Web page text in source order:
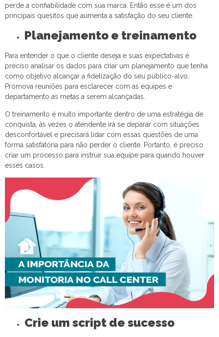
perde a confiabilidade com sua marca. Então esse é um dos
principais quesitos que aumenta a satisfação do seu cliente.
Planejamento e treinamento
Para entender o que o cliente deseja e suas expectativas é
preciso analisar os dados para criar um planejamento que tenha
como objetivo alcançar a fidelização do seu público-alvo.
Promova reuniões para esclarecer com as equipes e
departamento as metas a serem alcançadas.
O treinamento é muito importante dentro de uma estratégia de
conquista, às vezes o atendente irá se deparar com situações
desconfortável e precisará lidar com essas questões de uma
forma satisfatória para não perder o cliente. Portanto, é preciso
criar um processo para instruir sua equipe para quando houver
esses casos.
Crie um script de sucesso